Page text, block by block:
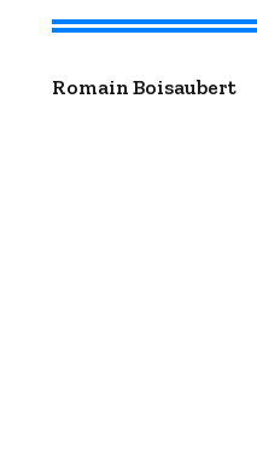
Romain Boisaubert